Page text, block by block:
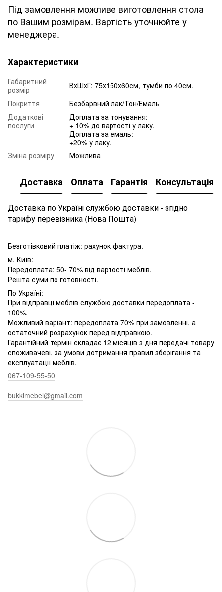
Під замовлення можливе виготовлення стола
по Вашим розмірам. Вартість уточнюйте у
менеджера.
Характеристики
Габаритний
розмір
ВхШхГ: 75х150х60см, тумби по 40см.
Покриття
Безбарвний лак/Тон/Емаль
Додаткові
послуги
Доплата за тонування:
+ 10% до вартості у лаку.
Доплата за емаль:
+20% у лаку.
Зміна розміру
Можлива
Доставка Оплата Гарантія Консультація
Доставка по Україні службою доставки - згідно
тарифу перевізника (Нова Пошта)
Безготівковий платіж: рахунок-фактура.
м. Київ:
Передоплата: 50- 70% від вартості меблів.
Решта суми по готовності.
По Україні:
При відправці меблів службою доставки передоплата -
100%.
Можливий варіант: передоплата 70% при замовленні, а
остаточний розрахунок перед відправкою.
Гарантійний термін складає 12 місяців з дня передачі товару
споживачеві, за умови дотримання правил зберігання та
експлуатації меблів.
067-109-55-50
bukkimebel@gmail.com